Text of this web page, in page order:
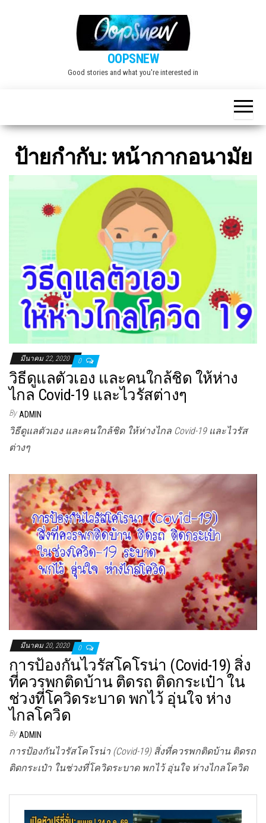
OOPSNEW
Good stories and what you're interested in
ป้ายกำกับ: หน้ากากอนามัย
มีนาคม 22, 2020 0
วิธีดูแลตัวเอง และคนใกล้ชิด ให้ห่าง
ไกล Covid-19 และไวรัสต่างๆ
By ADMIN
วิธีดูแลตัวเอง และคนใกล้ชิด ให้ห่างไกล Covid-19 และไวรัส
ต่างๆ
มีนาคม 20, 2020 0
การป้องกันไวรัสโคโรน่า (Covid-19) สิ่ง
ที่ควรพกติดบ้าน ติดรถ ติดกระเป๋า ใน
ช่วงที่โควิดระบาด พกไว้ อุ่นใจ ห่าง
ไกลโควิด
By ADMIN
การป้องกันไวรัสโคโรน่า (Covid-19) สิ่งที่ควรพกติดบ้าน ติดรถ
ติดกระเป๋า ในช่วงที่โควิดระบาด พกไว้ อุ่นใจ ห่างไกลโควิด